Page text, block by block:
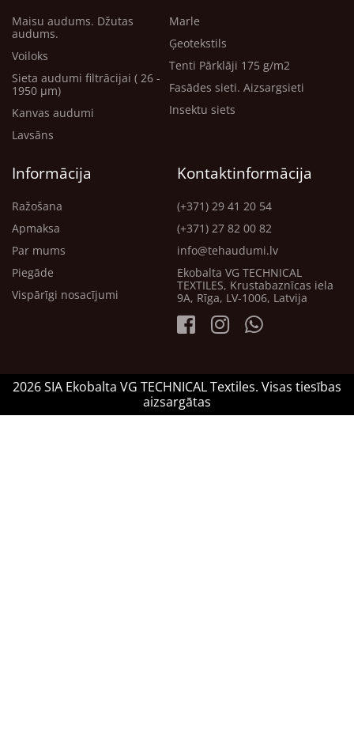
Maisu audums. Džutas
audums.
Voiloks
Sieta audumi filtrācijai ( 26 -
1950 μm)
Kanvas audumi
Lavsāns
Marle
Ģeotekstils
Tenti Pārklāji 175 g/m2
Fasādes sieti. Aizsargsieti
Insektu siets
Informācija
Ražošana
Apmaksa
Par mums
Piegāde
Vispārīgi nosacījumi
Kontaktinformācija
(+371) 29 41 20 54
(+371) 27 82 00 82
info@tehaudumi.lv
Ekobalta VG TECHNICAL
TEXTILES, Krustabaznīcas iela
9A, Rīga, LV-1006, Latvija
2026 SIA Ekobalta VG TECHNICAL Textiles. Visas tiesības
aizsargātas